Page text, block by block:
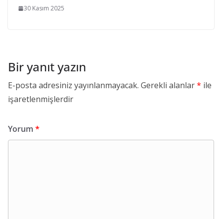
30 Kasım 2025
Bir yanıt yazın
E-posta adresiniz yayınlanmayacak. Gerekli alanlar* ile
işaretlenmişlerdir
Yorum *